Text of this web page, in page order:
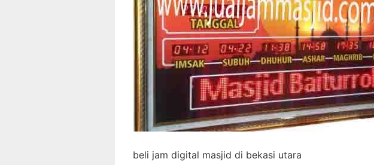
beli jam digital masjid di bekasi utara